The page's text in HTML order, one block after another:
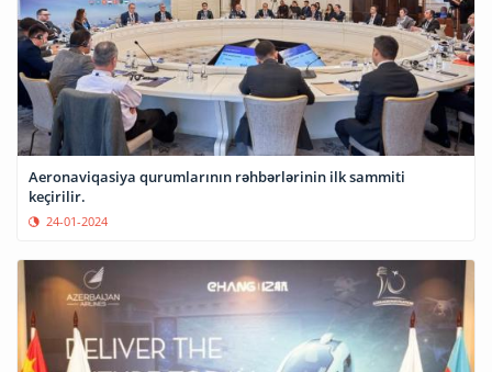
Aeronaviqasiya qurumlarının rəhbərlərinin ilk sammiti
keçirilir.
24-01-2024